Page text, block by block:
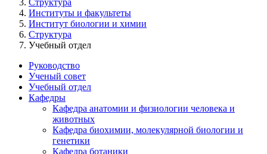
Структура
Институты и факультеты
Институт биологии и химии
Структура
Учебный отдел
Руководство
Ученый совет
Учебный отдел
Кафедры
Кафедра анатомии и физиологии человека и
животных
Кафедра биохимии, молекулярной биологии и
генетики
Кафедра ботаники